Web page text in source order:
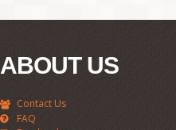
ABOUT US
Contact Us
FAQ